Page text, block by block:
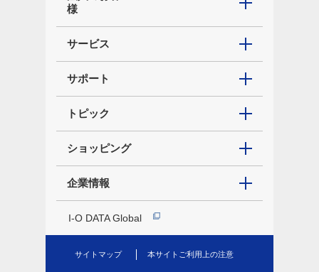
様
サービス
サポート
トピック
ショッピング
企業情報
I-O DATA Global
サイトマップ 本サイトご利用上の注意